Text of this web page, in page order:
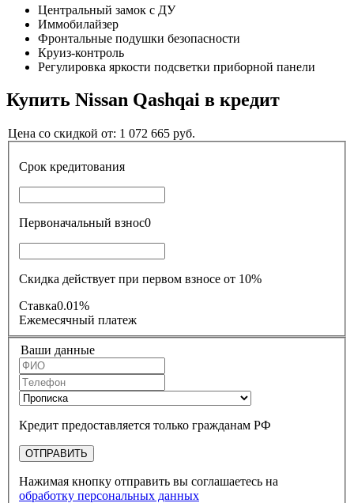
Центральный замок с ДУ
Иммобилайзер
Фронтальные подушки безопасности
Круиз-контроль
Регулировка яркости подсветки приборной панели
Купить Nissan Qashqai в кредит
Цена со скидкой от: 1 072 665 руб.
Срок кредитования
Первоначальный взнос0
Скидка действует при первом взносе от 10%
Ставка0.01%
Ежемесячный платеж
Ваши данные
Кредит предоставляется только гражданам РФ
ОТПРАВИТЬ
Нажимая кнопку отправить вы соглашаетесь на
обработку персональных данных